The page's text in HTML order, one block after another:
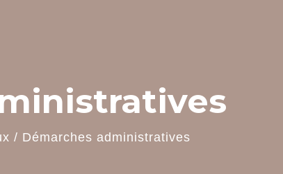
/ Démarches administratives